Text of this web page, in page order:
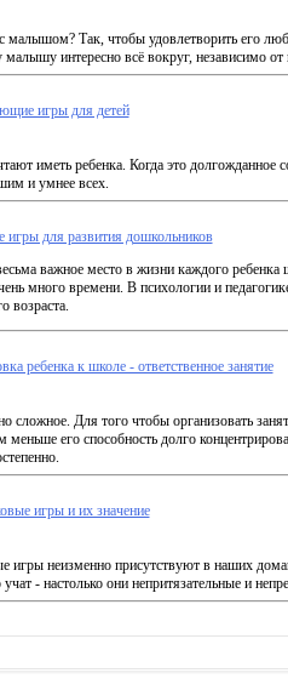
малышом? Так, чтобы удовлетворить его
интересно всё вокруг, независимо
игры для детей
иметь ребенка. Когда это долгожданное
и умнее всех.
игры для развития дошкольников
важное место в жизни каждого ребенка
много времени. В психологии и
возраста.
ребенка к школе - ответственное занятие
сложное. Для того чтобы организовать
меньше его способность долго
игры и их значение
игры неизменно присутствуют в наших
- настолько они непритязательные и